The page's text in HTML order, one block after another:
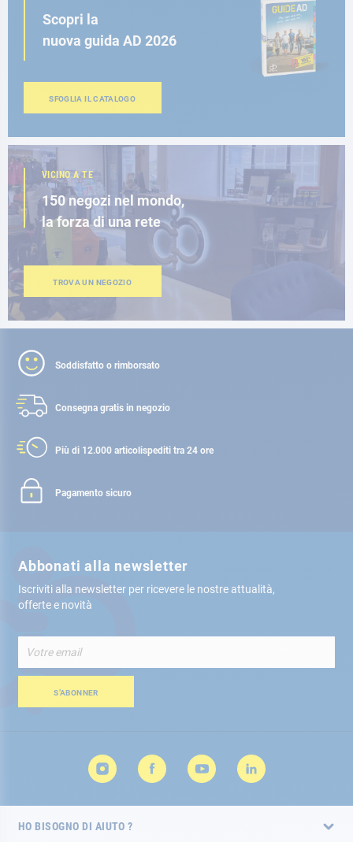
Scopri la
nuova guida AD 2026
SFOGLIA IL CATALOGO
VICINO A TE
150 negozi nel mondo,
la forza di una rete
TROVA UN NEGOZIO
Soddisfatto o rimborsato
Consegna gratis in negozio
Più di 12.000 articolispediti tra 24 ore
Pagamento sicuro
Abbonati alla newsletter
Iscriviti alla newsletter per ricevere le nostre attualità,
offerte e novità
alla
nostra
Newsletter:S’ABONNER
HO BISOGNO DI AIUTO ?